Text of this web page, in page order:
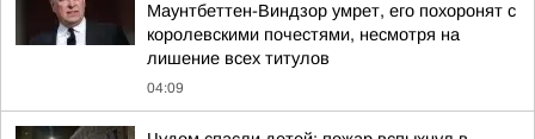
Маунтбеттен-Виндзор умрет, его похоронят с
королевскими почестями, несмотря на
лишение всех титулов
04:09